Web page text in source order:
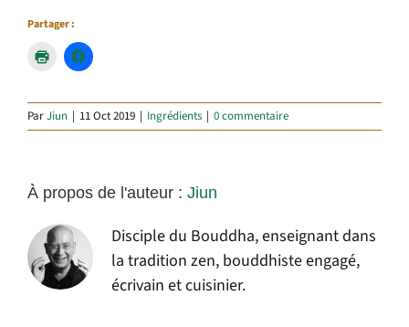
Partager :
ParJiun | 11 Oct 2019 | Ingrédients | 0 commentaire
À propos de l'auteur : Jiun
Disciple du Bouddha, enseignant dans
la tradition zen, bouddhiste engagé,
écrivain et cuisinier.